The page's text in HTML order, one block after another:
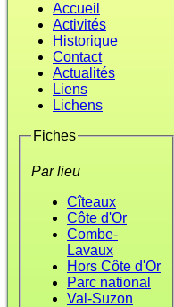
Accueil
Activités
Historique
Contact
Actualités
Liens
Lichens
Fiches
Par lieu
Cîteaux
Côte d'Or
Combe-
Lavaux
Hors Côte d'Or
Parc national
Val-Suzon